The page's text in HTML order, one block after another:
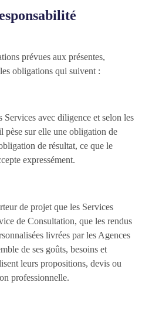
prévues aux présentes,
obligations qui suivent :
avec diligence et selon les
pèse sur elle une obligation de
de résultat, ce que le
expressément.
de projet que les Services
de Consultation, que les rendus
livrées par les Agences
de ses goûts, besoins et
leurs propositions, devis ou
professionnelle.